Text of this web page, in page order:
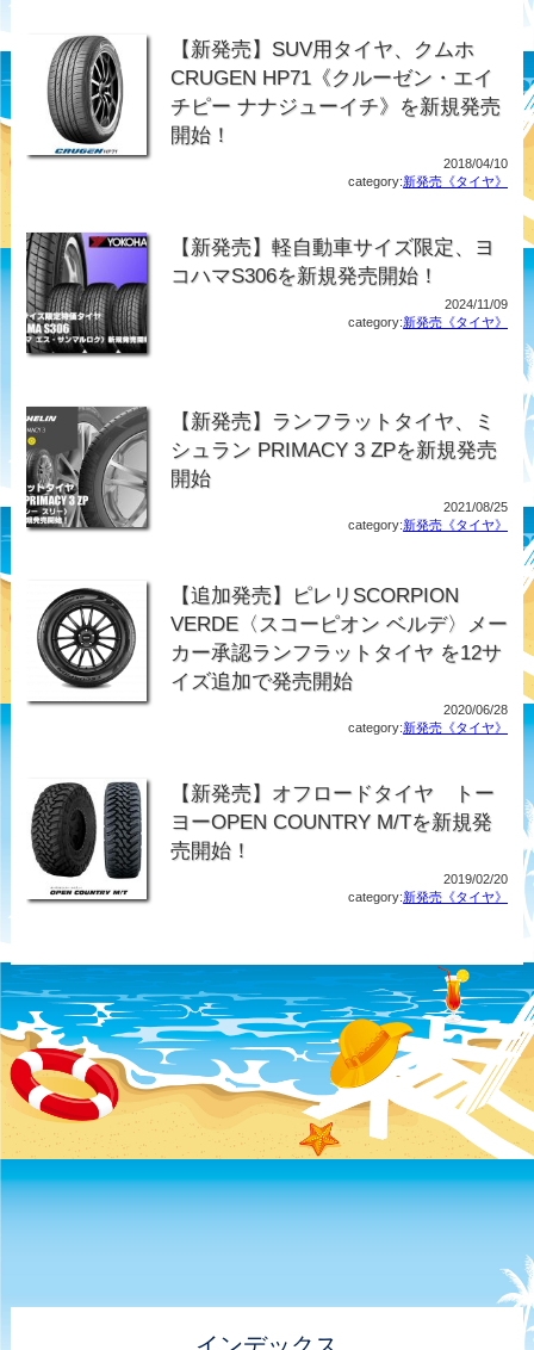
【新発売】SUV用タイヤ、クムホ
CRUGEN HP71《クルーゼン・エイ
チピー ナナジューイチ》を新規発売
開始！
2018/04/10
category:新発売《タイヤ》
【新発売】軽自動車サイズ限定、ヨ
コハマS306を新規発売開始！
2024/11/09
category:新発売《タイヤ》
【新発売】ランフラットタイヤ、ミ
シュラン PRIMACY 3 ZPを新規発売
開始
2021/08/25
category:新発売《タイヤ》
【追加発売】ピレリSCORPION
VERDE〈スコーピオン ベルデ〉メー
カー承認ランフラットタイヤ を12サ
イズ追加で発売開始
2020/06/28
category:新発売《タイヤ》
【新発売】オフロードタイヤ トー
ヨーOPEN COUNTRY M/Tを新規発
売開始！
2019/02/20
category:新発売《タイヤ》